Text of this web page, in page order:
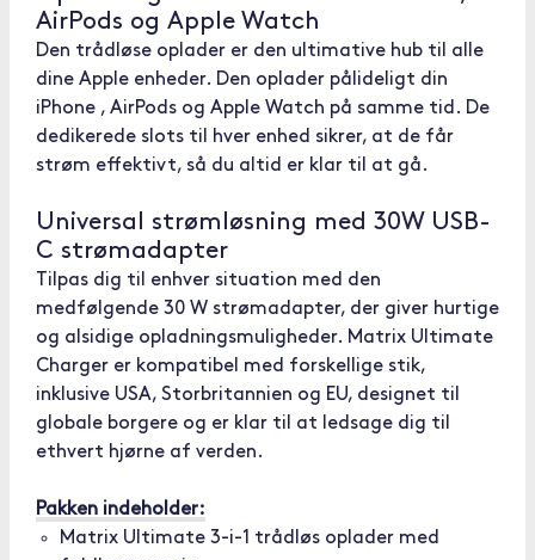
AirPods og Apple Watch
Den trådløse oplader er den ultimative hub til alle
dine Apple enheder. Den oplader pålideligt din
iPhone , AirPods og Apple Watch på samme tid. De
dedikerede slots til hver enhed sikrer, at de får
strøm effektivt, så du altid er klar til at gå.
Universal strømløsning med 30W USB-
C strømadapter
Tilpas dig til enhver situation med den
medfølgende 30 W strømadapter, der giver hurtige
og alsidige opladningsmuligheder. Matrix Ultimate
Charger er kompatibel med forskellige stik,
inklusive USA, Storbritannien og EU, designet til
globale borgere og er klar til at ledsage dig til
ethvert hjørne af verden.
Pakken indeholder:
Matrix Ultimate 3-i-1 trådløs oplader med